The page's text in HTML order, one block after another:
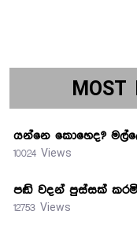
MOST
යන්නෙ කොහෙද?
10024 Views
පඬි වදන් පුස්සක්
12753 Views